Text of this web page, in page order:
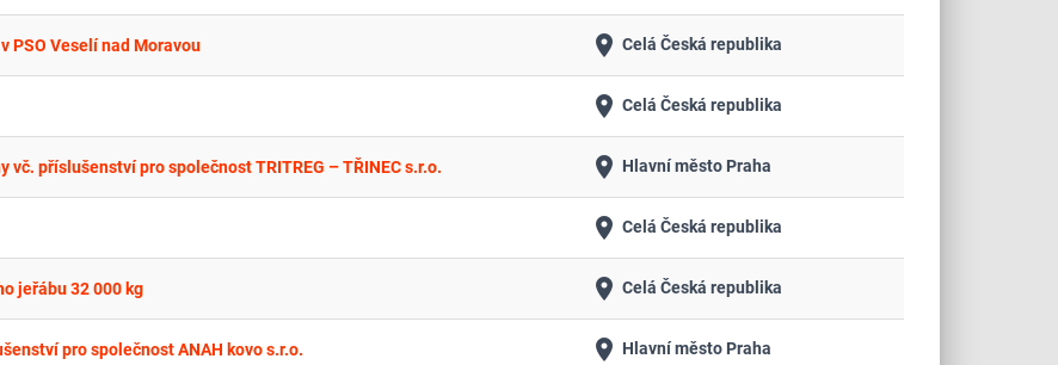
PSO Veselí nad Moravou place Celá Česká republika
place Celá Česká republika
příslušenství pro společnost TRITREG – TŘINEC s.r.o. place Hlavní město Praha
place Celá Česká republika
jeřábu 32 000 kg place Celá Česká republika
pro společnost ANAH kovo s.r.o. place Hlavní město Praha